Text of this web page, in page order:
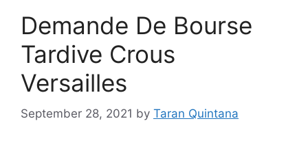
Demande De Bourse
Tardive Crous
Versailles
September 28, 2021 by Taran Quintana